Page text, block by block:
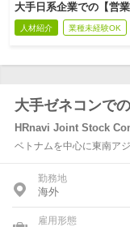
大手日系企業での【営
人材紹介 業種未経験OK
大手ゼネコンで
HRnavi Joint Stock
ベトナムを中心に東南ア
勤務地
海外
雇用形態